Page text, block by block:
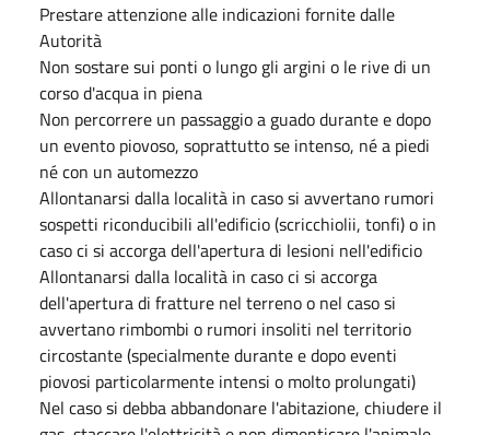
Prestare attenzione alle indicazioni fornite dalle
Autorità
Non sostare sui ponti o lungo gli argini o le rive di un
corso d'acqua in piena
Non percorrere un passaggio a guado durante e dopo
un evento piovoso, soprattutto se intenso, né a piedi
né con un automezzo
Allontanarsi dalla località in caso si avvertano rumori
sospetti riconducibili all'edificio (scricchiolii, tonfi) o in
caso ci si accorga dell'apertura di lesioni nell'edificio
Allontanarsi dalla località in caso ci si accorga
dell'apertura di fratture nel terreno o nel caso si
avvertano rimbombi o rumori insoliti nel territorio
circostante (specialmente durante e dopo eventi
piovosi particolarmente intensi o molto prolungati)
Nel caso si debba abbandonare l'abitazione, chiudere il